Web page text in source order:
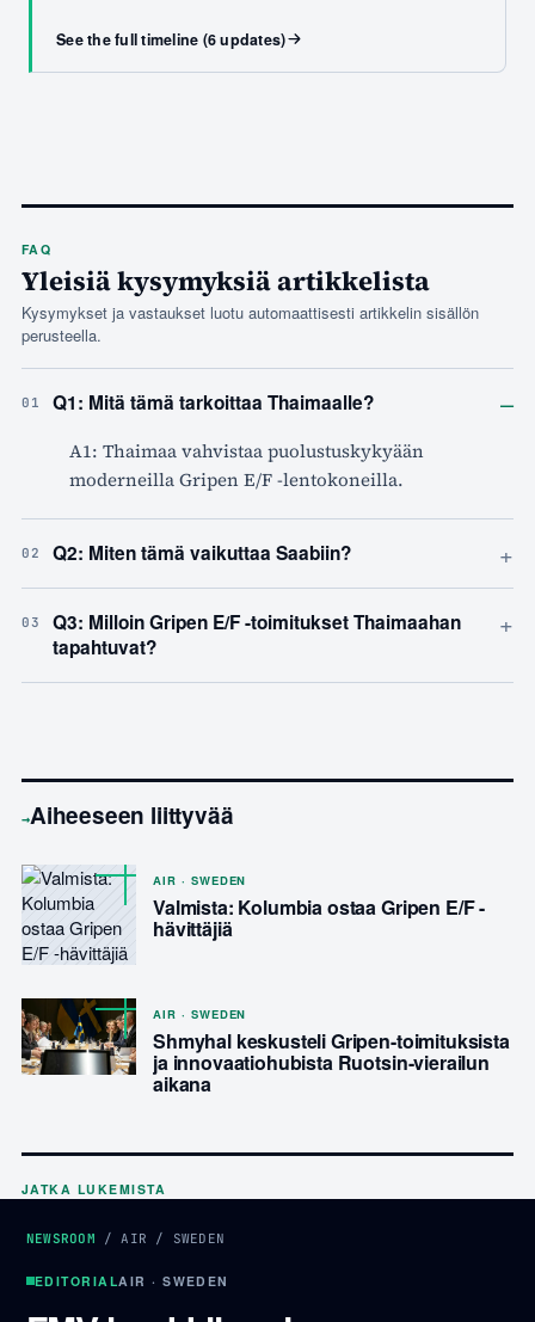
See the full timeline (6 updates)
FAQ
Yleisiä kysymyksiä artikkelista
Kysymykset ja vastaukset luotu automaattisesti artikkelin sisällön
perusteella.
01 Q1: Mitä tämä tarkoittaa Thaimaalle? –
A1: Thaimaa vahvistaa puolustuskykyään
moderneilla Gripen E/F -lentokoneilla.
02 Q2: Miten tämä vaikuttaa Saabiin? +
03
Q3: Milloin Gripen E/F -toimitukset Thaimaahan
tapahtuvat?
+
→Aiheeseen liittyvää
AIR · SWEDEN
Valmista: Kolumbia ostaa Gripen E/F -
hävittäjiä
AIR · SWEDEN
Shmyhal keskusteli Gripen-toimituksista
ja innovaatiohubista Ruotsin-vierailun
aikana
JATKA LUKEMISTA
NEWSROOM /AIR / SWEDEN
EDITORIALAIR · SWEDEN